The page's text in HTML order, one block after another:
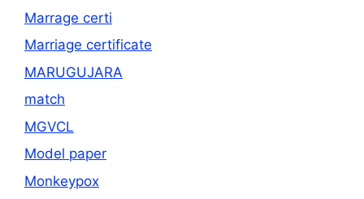
Marrage certi
Marriage certificate
MARUGUJARA
match
MGVCL
Model paper
Monkeypox